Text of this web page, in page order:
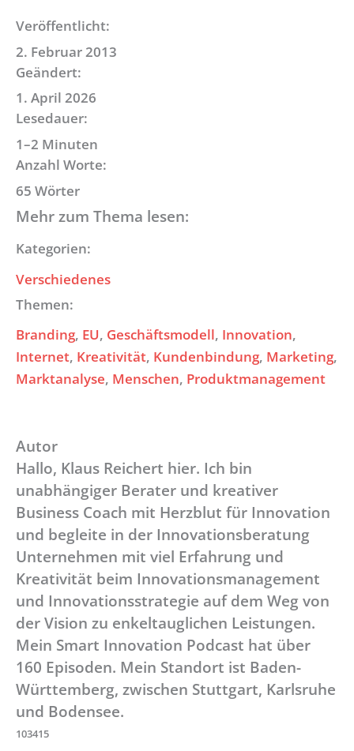
Veröffentlicht:
2. Februar 2013
Geändert:
1. April 2026
Lesedauer:
1–2 Minuten
Anzahl Worte:
65 Wörter
Mehr zum Thema lesen:
Kategorien:
Verschiedenes
Themen:
Branding, EU, Geschäftsmodell, Innovation
Internet, Kreativität, Kundenbindung, Marketing
Marktanalyse, Menschen, Produktmanagement
Autor
Hallo, Klaus Reichert hier. Ich bin
unabhängiger Berater und kreativer
Business Coach mit Herzblut für Innovation
und begleite in der Innovationsberatung
Unternehmen mit viel Erfahrung und
Kreativität beim Innovationsmanagement
und Innovationsstrategie auf dem Weg von
der Vision zu enkeltauglichen Leistungen.
Mein Smart Innovation Podcast hat über
160 Episoden. Mein Standort ist Baden-
Württemberg, zwischen Stuttgart, Karlsruhe
und Bodensee.
103415